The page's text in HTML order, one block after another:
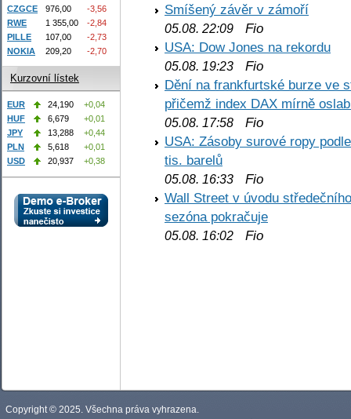
Smíšený závěr v zámoří
05.08. 22:09 Fio
USA: Dow Jones na rekordu
05.08. 19:23 Fio
Dění na frankfurtské burze ve
přičemž index DAX mírně
05.08. 17:58 Fio
USA: Zásoby surové ropy
tis. barelů
05.08. 16:33 Fio
Wall Street v úvodu
sezóna pokračuje
05.08. 16:02 Fio
CZGCE
976,00
-3,56
RWE
1 355,00
-2,84
PILLE
107,00
-2,73
NOKIA
209,20 -2,70
Kurzovní lístek
EUR 24,190
+0,04
HUF
6,679
+0,01
JPY
13,288
+0,44
PLN
5,618
+0,01
USD
20,937 +0,38
Copyright © 2025. Všechna práva vyhrazena.